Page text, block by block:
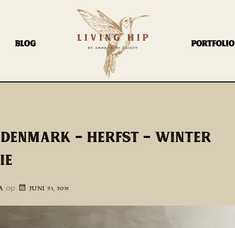
BLOG PORTFOLIO
– HERFST – WINTER
op JUNI 23, 2021